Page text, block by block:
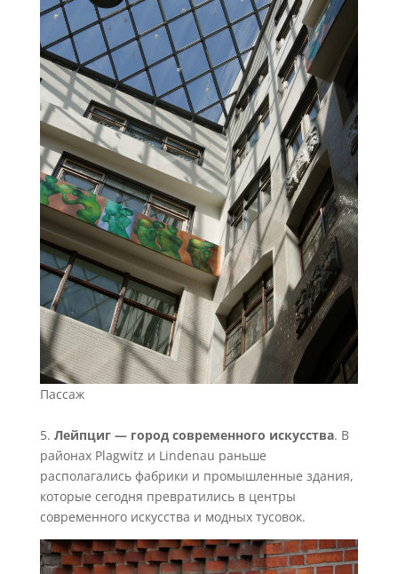
Пассаж
5. Лейпциг — город современного искусства. В
районах Plagwitz и Lindenau раньше
располагались фабрики и промышленные здания,
которые сегодня превратились в центры
современного искусства и модных тусовок.